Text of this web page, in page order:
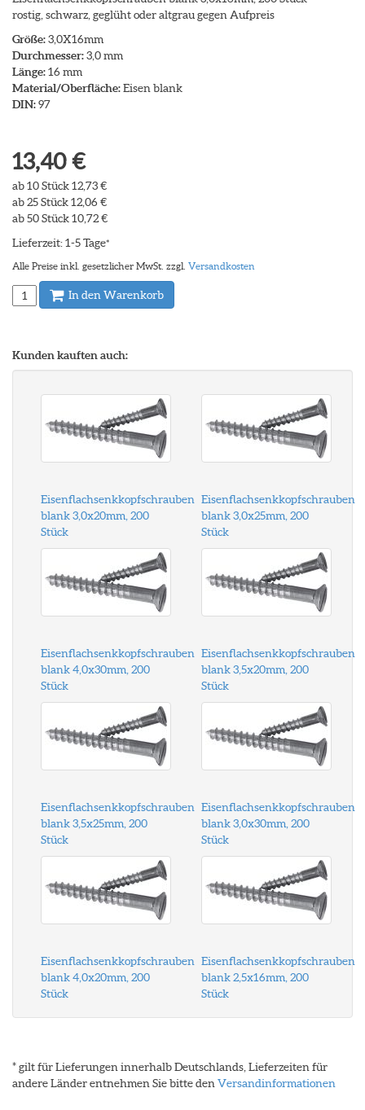
rostig, schwarz, geglüht oder altgrau gegen Aufpreis
Größe:3,0X16mm
Durchmesser:3,0 mm
Länge:16 mm
Material/Oberfläche:Eisen blank
DIN:97
13,40 €
ab 10 Stück 12,73 €
ab 25 Stück 12,06 €
ab 50 Stück 10,72 €
Lieferzeit: 1-5 Tage*
Alle Preise inkl. gesetzlicher MwSt. zzgl. Versandkosten
In den Warenkorb
Kunden kauften auch:
Eisenflachsenkkopfschrauben
blank 3,0x20mm, 200
Stück
Eisenflachsenkkopfschrauben
blank 3,0x25mm, 200
Stück
Eisenflachsenkkopfschrauben
blank 4,0x30mm, 200
Stück
Eisenflachsenkkopfschrauben
blank 3,5x20mm, 200
Stück
Eisenflachsenkkopfschrauben
blank 3,5x25mm, 200
Stück
Eisenflachsenkkopfschrauben
blank 3,0x30mm, 200
Stück
Eisenflachsenkkopfschrauben
blank 4,0x20mm, 200
Stück
Eisenflachsenkkopfschrauben
blank 2,5x16mm, 200
Stück
* gilt für Lieferungen innerhalb Deutschlands, Lieferzeiten für
andere Länder entnehmen Sie bitte den Versandinformationen